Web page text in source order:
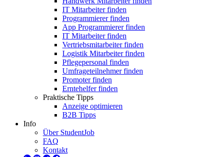
IT Mitarbeiter finden
Programmierer finden
App Programmierer finden
IT Mitarbeiter finden
Vertriebsmitarbeiter finden
Logistik Mitarbeiter finden
Pflegepersonal finden
Umfrageteilnehmer finden
Promoter finden
Erntehelfer finden
Praktische Tipps
Anzeige optimieren
B2B Tipps
Info
Über StudentJob
FAQ
Kontakt